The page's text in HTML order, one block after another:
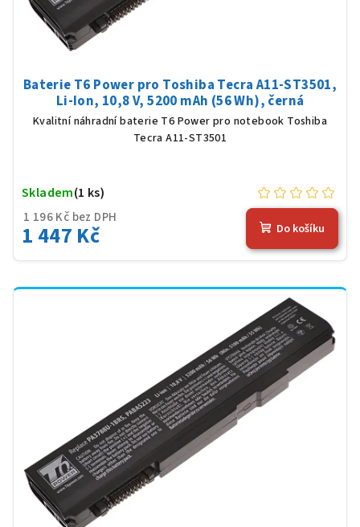
Baterie T6 Power pro Toshiba Tecra A11-ST3501,
Li-Ion, 10,8 V, 5200 mAh (56 Wh), černá
Kvalitní náhradní baterie T6 Power pro notebook Toshiba
Tecra A11-ST3501
1 196 Kč bez DPH
1 447 Kč
Skladem(1 ks)
Do košíku